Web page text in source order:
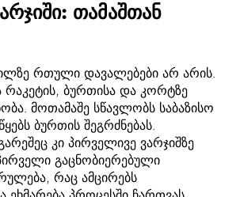
თამაშთან
რთული დავალებები არ არის.
რაკეტის, ბურთისა და კორტზე
მოთამაშე სწავლობს საბაზისო
ბურთის შეგრძნებას.
კი პირველივე ვარჯიშზე
გაცნობიერებული
რაც ამცირებს